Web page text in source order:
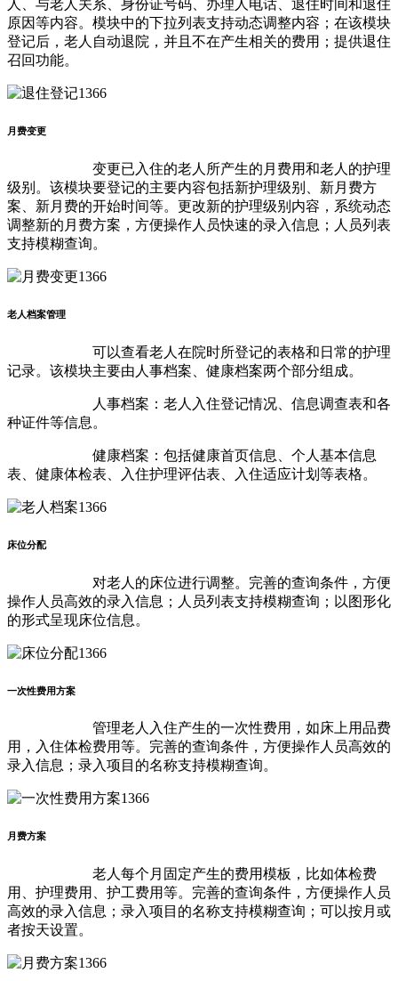
人、与老人关系、身份证号码、办理人电话、退住时间和退住
原因等内容。模块中的下拉列表支持动态调整内容；在该模块
登记后，老人自动退院，并且不在产生相关的费用；提供退住
召回功能。
月费变更
变更已入住的老人所产生的月费用和老人的护理
级别。该模块要登记的主要内容包括新护理级别、新月费方
案、新月费的开始时间等。更改新的护理级别内容，系统动态
调整新的月费方案，方便操作人员快速的录入信息；人员列表
支持模糊查询。
老人档案管理
可以查看老人在院时所登记的表格和日常的护理
记录。该模块主要由人事档案、健康档案两个部分组成。
人事档案：老人入住登记情况、信息调查表和各
种证件等信息。
健康档案：包括健康首页信息、个人基本信息
表、健康体检表、入住护理评估表、入住适应计划等表格。
床位分配
对老人的床位进行调整。完善的查询条件，方便
操作人员高效的录入信息；人员列表支持模糊查询；以图形化
的形式呈现床位信息。
一次性费用方案
管理老人入住产生的一次性费用，如床上用品费
用，入住体检费用等。完善的查询条件，方便操作人员高效的
录入信息；录入项目的名称支持模糊查询。
月费方案
老人每个月固定产生的费用模板，比如体检费
用、护理费用、护工费用等。完善的查询条件，方便操作人员
高效的录入信息；录入项目的名称支持模糊查询；可以按月或
者按天设置。